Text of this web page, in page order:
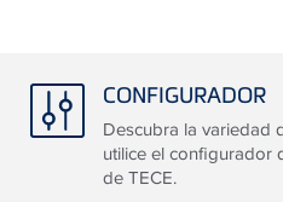
CONFIGURADOR
Descubra la variedad
utilice el configurador
de TECE.